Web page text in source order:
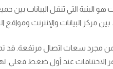
هو البنية التي تنقل البيانات
مركز البيانات والإنترنت
سعات اتصال مرتفعة. قد
عند أول ضغط فعلي.